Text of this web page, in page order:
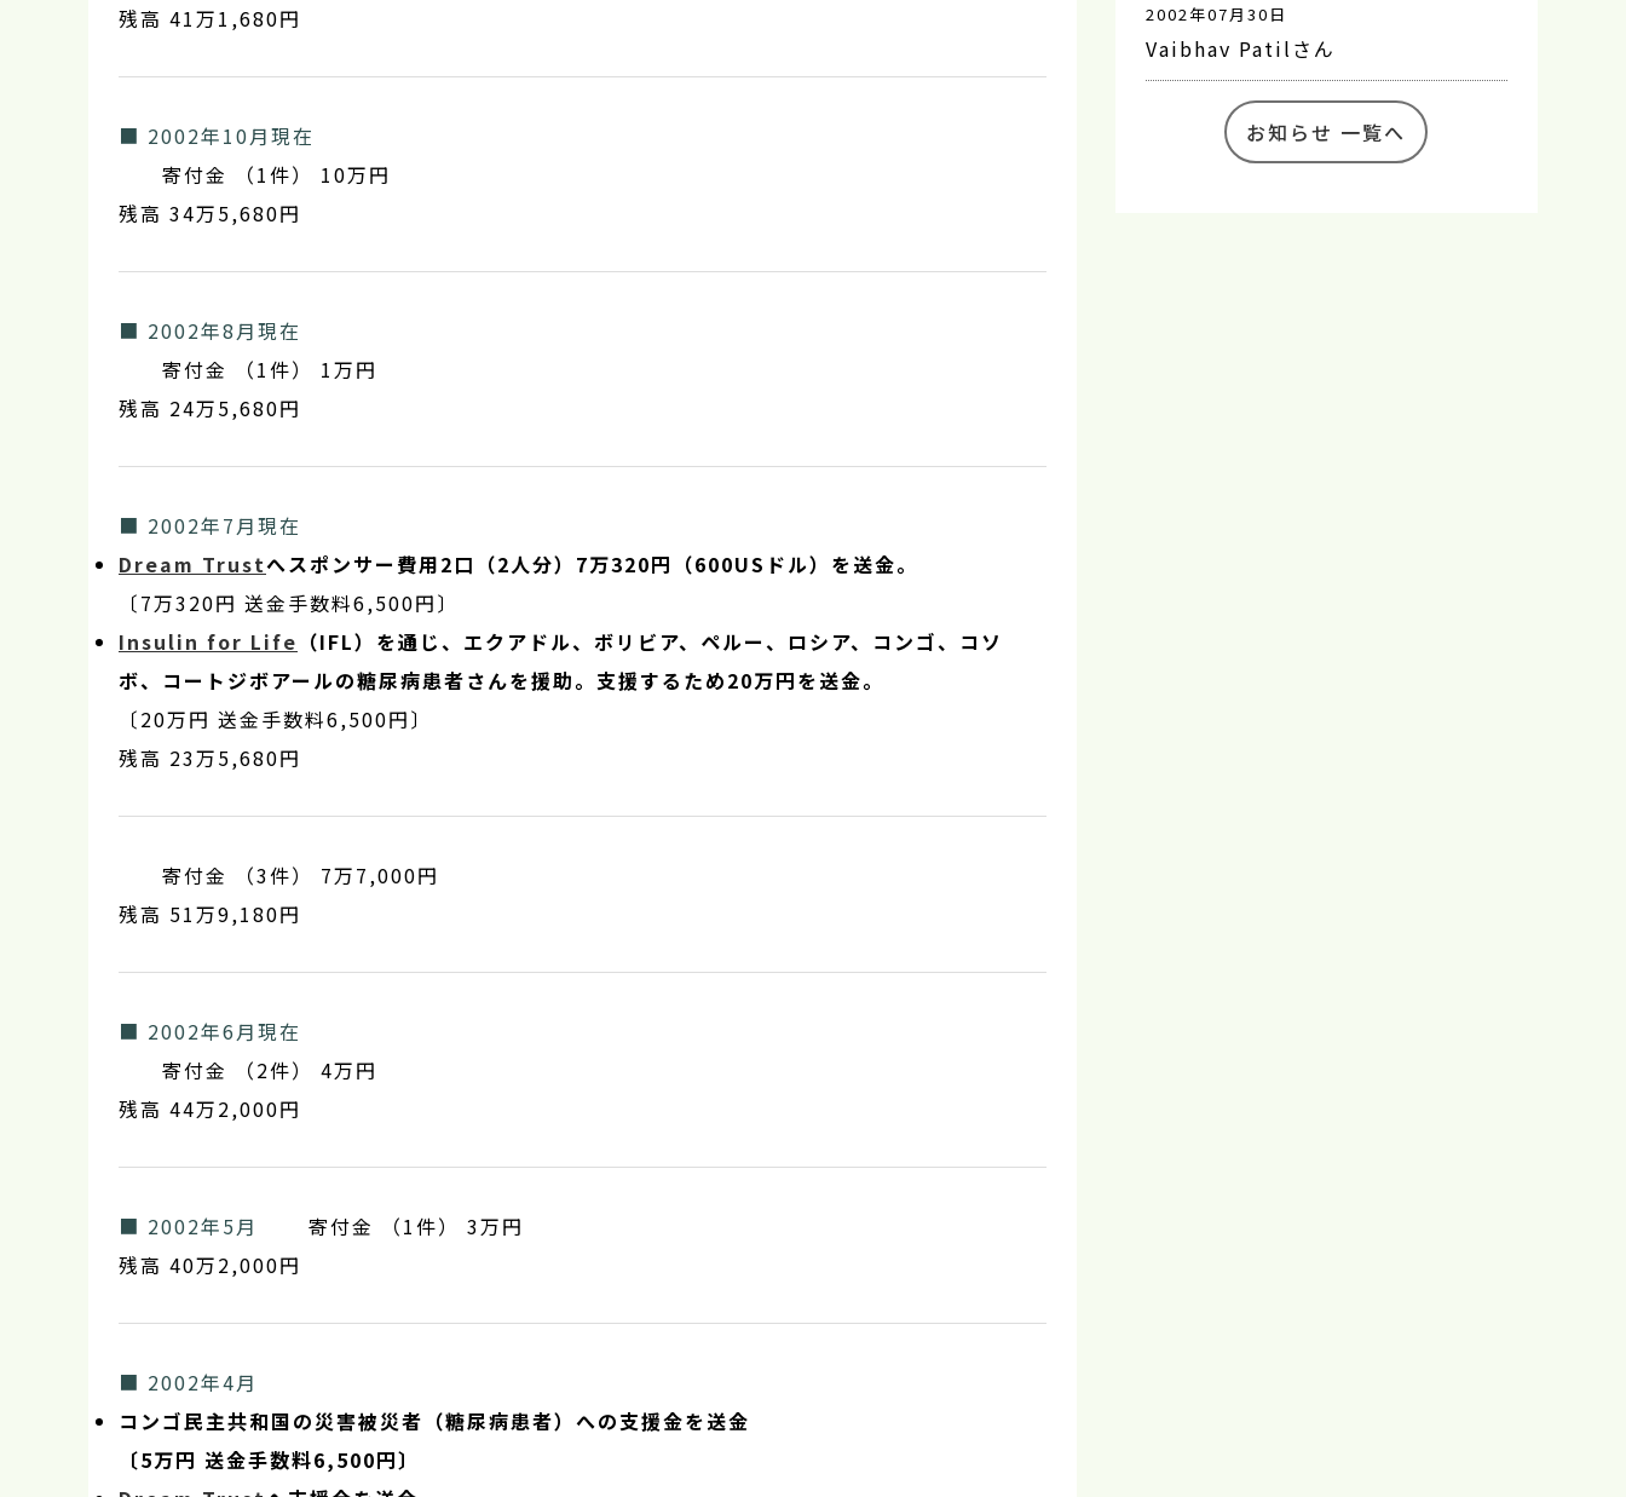
残高 41万1,680円
■ 2002年10月現在
寄付金 （1件） 10万円
残高 34万5,680円
■ 2002年8月現在
寄付金 （1件） 1万円
残高 24万5,680円
■ 2002年7月現在
Dream Trustへスポンサー費用2口（2人分）7万320円（600USドル）を送金。
〔7万320円 送金手数料6,500円〕
Insulin for Life （IFL）を通じ、エクアドル、ボリビア、ペルー、ロシア、コンゴ、コソ
ボ、コートジボアールの糖尿病患者さんを援助。支援するため20万円を送金。
〔20万円 送金手数料6,500円〕
残高 23万5,680円
寄付金 （3件） 7万7,000円
残高 51万9,180円
■ 2002年6月現在
寄付金 （2件） 4万円
残高 44万2,000円
■ 2002年5月
寄付金 （1件） 3万円
残高 40万2,000円
■ 2002年4月
コンゴ民主共和国の災害被災者（糖尿病患者）への支援金を送金
〔5万円 送金手数料6,500円〕
2002年07月30日
Vaibhav Patilさん
お知らせ 一覧へ